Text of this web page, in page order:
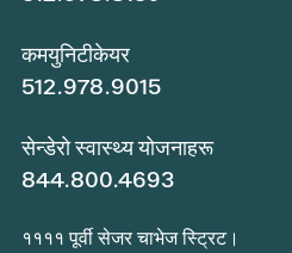
कमयुनिटीकेयर
512.978.9015
सेन्डेरो स्वास्थ्य योजनाहरू
844.800.4693
११११ पूर्वी सेजर चाभेज स्ट्रिट।